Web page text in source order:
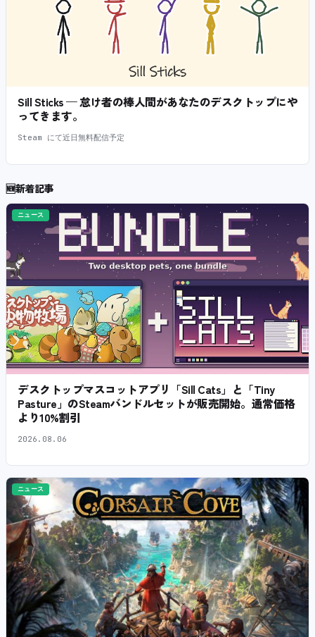
Sill Sticks — 怠け者の棒人間があなたのデスクトップにや
ってきます。
Steam にて近日無料配信予定
🆕新着記事
ニュース
デスクトップマスコットアプリ「Sill Cats」と「Tiny
Pasture」のSteamバンドルセットが販売開始。通常価格
より10%割引
2026.08.06
ニュース